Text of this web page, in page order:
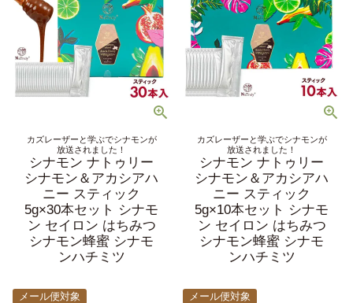
カズレーザーと学ぶでシナモンが
放送されました！
シナモン ナトゥリー
シナモン＆アカシアハ
ニー スティック
5g×30本セット シナモ
ン セイロン はちみつ
シナモン蜂蜜 シナモ
ンハチミツ
メール便対象
カズレーザーと学ぶでシナモンが
放送されました！
シナモン ナトゥリー
シナモン＆アカシアハ
ニー スティック
5g×10本セット シナモ
ン セイロン はちみつ
シナモン蜂蜜 シナモ
ンハチミツ
メール便対象